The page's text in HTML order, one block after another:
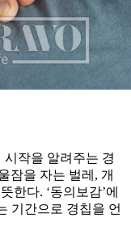
시작을 알려주는 경
잠을 자는 벌레, 개
한다. ‘동의보감’에
기간으로 경칩을 언